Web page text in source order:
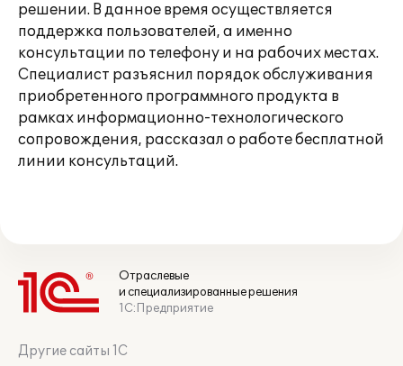
решении. В данное время осуществляется
поддержка пользователей, а именно
консультации по телефону и на рабочих местах.
Специалист разъяснил порядок обслуживания
приобретенного программного продукта в
рамках информационно-технологического
сопровождения, рассказал о работе бесплатной
линии консультаций.
Отраслевые
и специализированные решения
1С:Предприятие
Другие сайты 1С